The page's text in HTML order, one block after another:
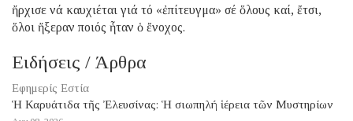
ἤρχισε νά καυχιέται γιά τό «ἐπίτευγμα» σέ ὅλους καί, ἔτσι,
ὅλοι ἤξεραν ποιός ἦταν ὁ ἔνοχος.
Ειδήσεις / Άρθρα
Εφημερίς Εστία
Ἡ Καρυάτιδα τῆς Ἐλευσίνας: Ἡ σιωπηλή ἱέρεια τῶν Μυστηρίων